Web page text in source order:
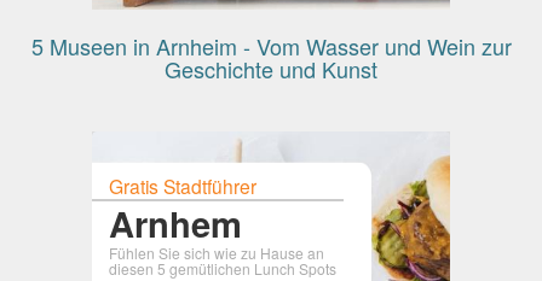
5 Museen in Arnheim - Vom Wasser und Wein zur
Geschichte und Kunst
Gratis Stadtführer
Arnhem
Fühlen Sie sich wie zu Hause an
diesen 5 gemütlichen Lunch Spots